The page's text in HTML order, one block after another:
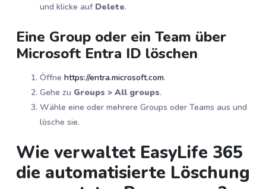
und klicke auf Delete.
Eine Group oder ein Team über
Microsoft Entra ID löschen
Öffne https://entra.microsoft.com.
Gehe zu Groups > All groups.
Wähle eine oder mehrere Groups oder Teams aus und
lösche sie.
Wie verwaltet EasyLife 365
die automatisierte Löschung